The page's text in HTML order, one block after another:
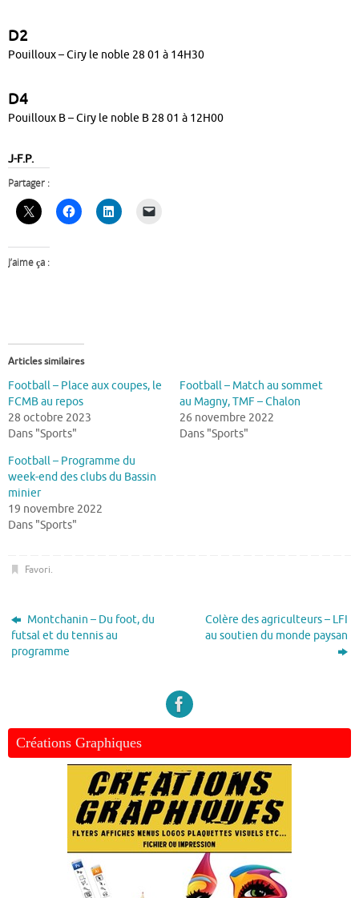
D2
Pouilloux – Ciry le noble 28 01 à 14H30
D4
Pouilloux B – Ciry le noble B 28 01 à 12H00
J-F.P.
Partager :
J’aime ça :
Articles similaires
Football – Place aux coupes, le
FCMB au repos
28 octobre 2023
Dans "Sports"
Football – Match au sommet
au Magny, TMF – Chalon
26 novembre 2022
Dans "Sports"
Football – Programme du
week-end des clubs du Bassin
minier
19 novembre 2022
Dans "Sports"
Favori.
Montchanin – Du foot, du
futsal et du tennis au
programme
Colère des agriculteurs – LFI
au soutien du monde paysan
Créations Graphiques